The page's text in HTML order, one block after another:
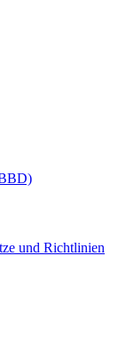
und Richt­li­ni­en